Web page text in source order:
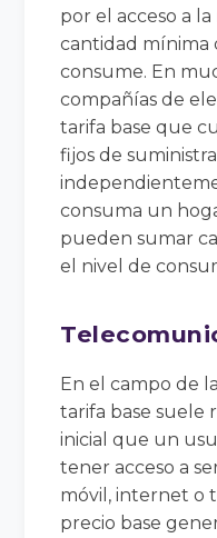
por el acceso a
cantidad mínima
consume. En
compañías de
tarifa base que
fijos de
consuma un
pueden sumar
el nivel de
En el campo de
tarifa base suele
inicial que un
tener acceso a
móvil, internet o
precio base